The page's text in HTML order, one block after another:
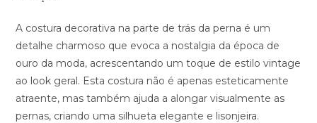
A costura decorativa na parte de trás da perna é um
detalhe charmoso que evoca a nostalgia da época de
ouro da moda, acrescentando um toque de estilo vintage
ao look geral. Esta costura não é apenas esteticamente
atraente, mas também ajuda a alongar visualmente as
pernas, criando uma silhueta elegante e lisonjeira.